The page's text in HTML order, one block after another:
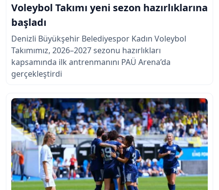
Voleybol Takımı yeni sezon hazırlıklarına
başladı
Denizli Büyükşehir Belediyespor Kadın Voleybol
Takımımız, 2026–2027 sezonu hazırlıkları
kapsamında ilk antrenmanını PAÜ Arena’da
gerçekleştirdi